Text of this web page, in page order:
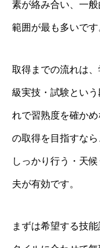
素が絡み合い、一
範囲が最も多いです
取得までの流れは
級実技・試験とい
れで習熟度を確か
の取得を目指すな
しっかり行う・天
夫が有効です。
まずは希望する技